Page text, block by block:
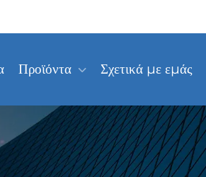
Προϊόντα Σχετικά με εμάς